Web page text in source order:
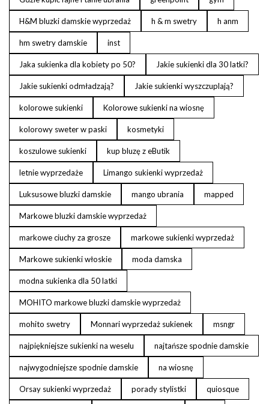
H&M bluzki damskie wyprzedaż h & m swetry h anm
hm swetry damskie inst
Jaka sukienka dla kobiety po 50? Jakie sukienki dla 30 latki?
Jakie sukienki odmładzają? Jakie sukienki wyszczuplają?
kolorowe sukienki Kolorowe sukienki na wiosnę
kolorowy sweter w paski kosmetyki
koszulowe sukienki kup bluzę z eButik
letnie wyprzedaże Limango sukienki wyprzedaż
Luksusowe bluzki damskie mango ubrania mapped
Markowe bluzki damskie wyprzedaż
markowe ciuchy za grosze markowe sukienki wyprzedaż
Markowe sukienki włoskie moda damska
modna sukienka dla 50 latki
MOHITO markowe bluzki damskie wyprzedaż
mohito swetry Monnari wyprzedaż sukienek msngr
najpiękniejsze sukienki na weselu najtańsze spodnie damskie
najwygodniejsze spodnie damskie na wiosnę
Orsay sukienki wyprzedaż porady stylistki quiosque